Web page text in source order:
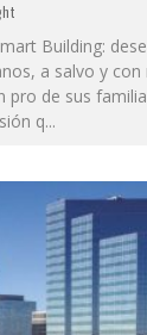
Building:
a salvo y
pro de sus
q...